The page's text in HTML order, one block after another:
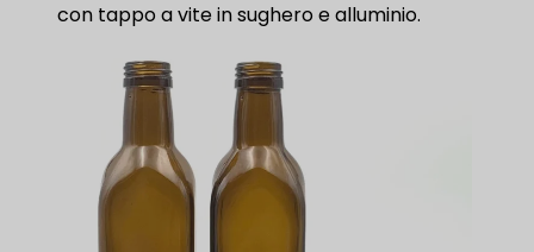
con tappo a vite in sughero e alluminio.